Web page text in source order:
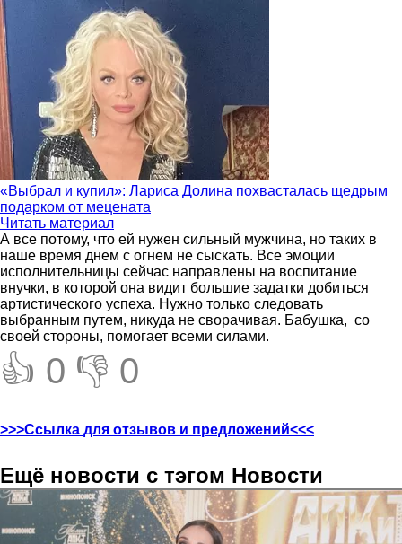
«Выбрал и купил»: Лариса Долина похвасталась щедрым
подарком от мецената
Читать материал
А все потому, что ей нужен сильный мужчина, но таких в
наше время днем с огнем не сыскать. Все эмоции
исполнительницы сейчас направлены на воспитание
внучки, в которой она видит большие задатки добиться
артистического успеха. Нужно только следовать
выбранным путем, никуда не сворачивая. Бабушка, со
своей стороны, помогает всеми силами.
👍 0 👎 0
>>>Ссылка для отзывов и предложений<<<
Ещё новости с тэгом Новости